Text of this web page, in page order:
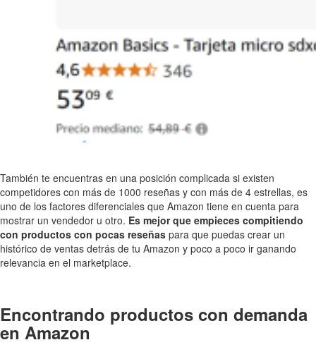
También te encuentras en una posición complicada si existen
competidores con más de 1000 reseñas y con más de 4 estrellas, es
uno de los factores diferenciales que Amazon tiene en cuenta para
mostrar un vendedor u otro. Es mejor que empieces compitiendo
con productos con pocas reseñas para que puedas crear un
histórico de ventas detrás de tu Amazon y poco a poco ir ganando
relevancia en el marketplace.
Encontrando productos con demanda
en Amazon